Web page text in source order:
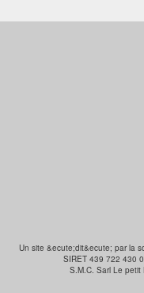
Un site &ecute;dit&ecute; par la
SIRET 439 722 430
S.M.C. Sarl Le petit